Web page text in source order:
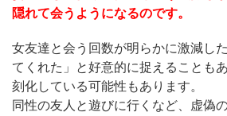
隠れて会うようになるのです。
女友達と会う回数が明らかに激減し
てくれた」と好意的に捉えることも
刻化している可能性もあります。
同性の友人と遊びに行くなど、虚偽